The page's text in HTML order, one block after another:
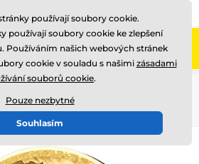
používají soubory cookie.
používají soubory cookie ke zlepšení
Používáním našich webových stránek
cookie v souladu s našimi zásadami
souborů cookie.
Pouze nezbytné
Souhlasím